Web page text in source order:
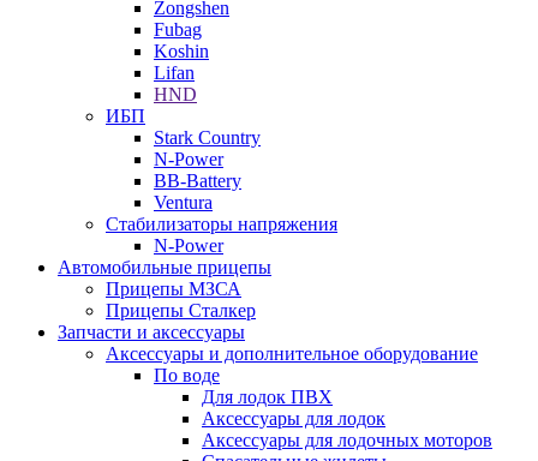
Zongshen
Fubag
Koshin
Lifan
HND
ИБП
Stark Country
N-Power
BB-Battery
Ventura
Стабилизаторы напряжения
N-Power
Автомобильные прицепы
Прицепы МЗСА
Прицепы Сталкер
Запчасти и аксессуары
Аксессуары и дополнительное оборудование
По воде
Для лодок ПВХ
Аксессуары для лодок
Аксессуары для лодочных моторов